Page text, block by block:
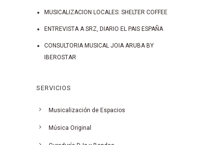
MUSICALIZACION LOCALES: SHELTER COFFEE
ENTREVISTA A SRZ, DIARIO EL PAIS ESPAÑA
CONSULTORIA MUSICAL JOIA ARUBA BY
IBEROSTAR
SERVICIOS
Musicalización de Espacios
Música Original